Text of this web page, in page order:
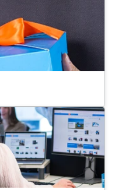
stellen uns gegenseitig
heraus, ob die Rolle und
gut zusammenpassen.
Case
einen Vorgeschmack auf
was du draufhast.